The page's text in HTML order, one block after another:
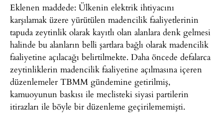
Eklenen maddede: Ülkenin elektrik ihtiyacını
karşılamak üzere yürütülen madencilik faaliyetlerinin
tapuda zeytinlik olarak kayıtlı olan alanlara denk gelmesi
halinde bu alanların belli şartlara bağlı olarak madencilik
faaliyetine açılacağı belirtilmekte. Daha öncede defalarca
zeytinliklerin madencilik faaliyetine açılmasına içeren
düzenlemeler TBMM gündemine getirilmiş,
kamuoyunun baskısı ile meclisteki siyasi partilerin
itirazları ile böyle bir düzenleme geçirilememişti.